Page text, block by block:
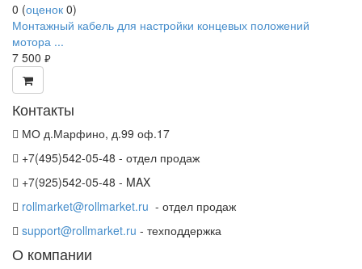
0 (оценок 0)
Монтажный кабель для настройки концевых положений
мотора ...
7 500 руб.
Контакты
МО д.Марфино, д.99 оф.17
+7(495)542-05-48 - отдел продаж
+7(925)542-05-48 - MAX
rollmarket@rollmarket.ru - отдел продаж
support@rollmarket.ru - техподдержка
О компании